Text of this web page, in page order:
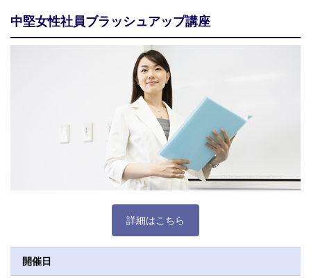
中堅女性社員ブラッシュアップ講座
詳細はこちら
開催日